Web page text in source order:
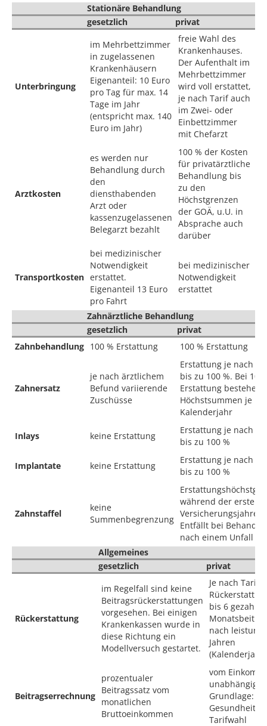
Stationäre Behandlung
gesetzlich
privat
Unterbringung
im Mehrbettzimmer
in zugelassenen
Krankenhäusern
Eigenanteil: 10 Euro
pro Tag für max. 14
Tage im Jahr
(entspricht max. 140
Euro im Jahr)
freie Wahl des
Krankenhauses.
Der Aufenthalt im
Mehrbettzimmer
wird voll erstattet,
je nach Tarif auch
im Zwei- oder
Einbettzimmer
mit Chefarzt
Arztkosten
es werden nur
Behandlung durch
den
diensthabenden
Arzt oder
kassenzugelassenen
Belegarzt bezahlt
100 % der Kosten
für privatärztliche
Behandlung bis
zu den
Höchstgrenzen
der GOÄ, u.U. in
Absprache auch
darüber
Transportkosten
bei medizinischer
Notwendigkeit
erstattet.
Eigenanteil 13 Euro
pro Fahrt
bei medizinischer
Notwendigkeit
erstattet
Zahnärztliche Behandlung
gesetzlich
privat
Zahnbehandlung 100 % Erstattung 100 % Erstattung
Zahnersatz
je nach ärztlichem
Befund variierende
Zuschüsse
Erstattung je nach
bis zu 100 %. Bei 100
Erstattung bestehen
Höchstsummen je
Kalenderjahr
Inlays keine Erstattung
Erstattung je nach
bis zu 100 %
Implantate keine Erstattung
Erstattung je nach
bis zu 100 %
Zahnstaffel
keine
Summenbegrenzung
während der ersten
Versicherungsjahre.
Entfällt bei
nach einem Unfall
Allgemeines
gesetzlich
privat
Rückerstattung
im Regelfall sind keine
Beitragsrückerstattungen
vorgesehen. Bei einigen
Krankenkassen wurde in
diese Richtung ein
Modellversuch gestartet.
Je nach Tarif
bis 6
nach
Jahren
(Kalenderjahr)
Beitragserrechnung
prozentualer
Beitragssatz vom
monatlichen
Bruttoeinkommen
vom
unabhängig;
Grundlage:
Tarifwahl